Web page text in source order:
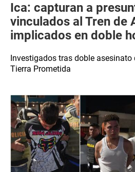
Ica: capturan a
vinculados al Tren de
implicados en doble
Investigados tras doble asesinato
Tierra Prometida